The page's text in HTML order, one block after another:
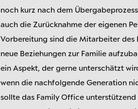
noch kurz nach dem
auch die Zurücknahme der eigenen
Vorbereitung sind die Mitarbeiter des
neue Beziehungen zur Familie
ein Aspekt, der gerne unterschätzt
wenn die nachfolgende Generation
sollte das Family Office